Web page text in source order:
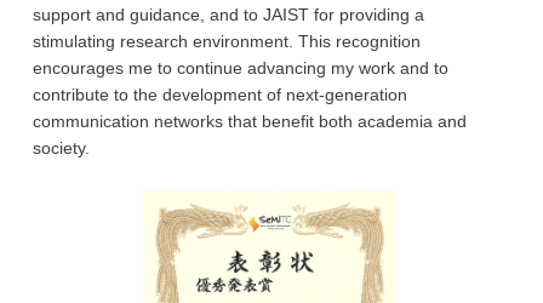
support and guidance, and to JAIST for providing a
stimulating research environment. This recognition
encourages me to continue advancing my work and to
contribute to the development of next-generation
communication networks that benefit both academia and
society.